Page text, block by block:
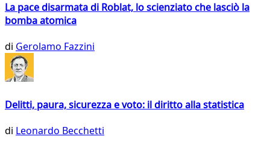
La pace disarmata di Roblat, lo scienziato che lasciò la
bomba atomica
di Gerolamo Fazzini
Delitti, paura, sicurezza e voto: il diritto alla statistica
di Leonardo Becchetti